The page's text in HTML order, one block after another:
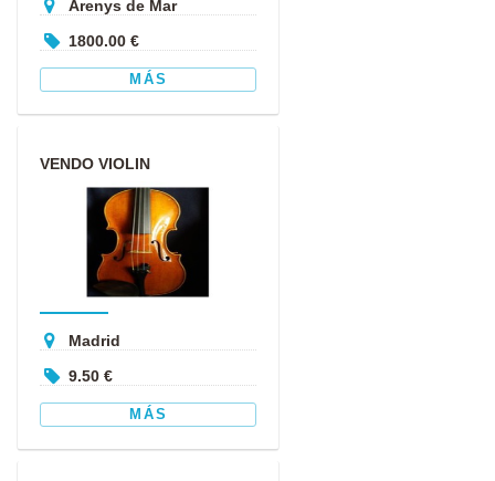
Arenys de Mar
1800.00 €
MÁS
VENDO VIOLIN
Madrid
9.50 €
MÁS